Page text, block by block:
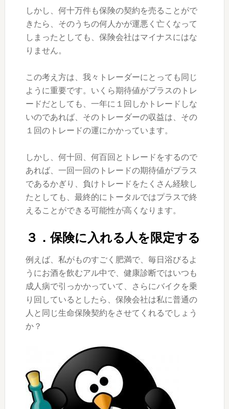
しかし、何十万件も保険の契約を売ることがで
きたら、そのうちの何人かが運悪く亡くなって
しまったとしても、保険会社はマイナスにはな
りません。
この考え方は、我々トレーダーにとっても同じ
ように重要です。いくら期待値がプラスのトレ
ードだとしても、一年に１回しかトレードしな
いのであれば、そのトレーダーの収益は、その
１回のトレードの運にかかっています。
しかし、何十回、何百回とトレードをするので
あれば、一回一回のトレードの期待値がプラス
であるかぎり、負けトレードをたくさん経験し
たとしても、最終的にトータルではプラスで終
えることができる可能性が高くなります。
３．保険に入れる人を限定する
例えば、私がものすごく肥満で、毎日浴びるよ
うにお酒を飲むアル中で、健康診断ではいつも
成人病で引っかかっていて、さらにバイクを乗
り回しているとしたら、保険会社は私に普通の
人と同じ生命保険契約をさせてくれるでしょう
か？